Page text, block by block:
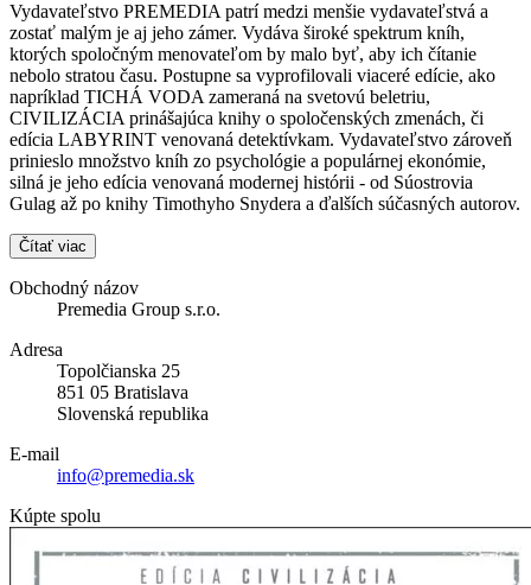
Vydavateľstvo PREMEDIA patrí medzi menšie vydavateľstvá a
zostať malým je aj jeho zámer. Vydáva široké spektrum kníh,
ktorých spoločným menovateľom by malo byť, aby ich čítanie
nebolo stratou času. Postupne sa vyprofilovali viaceré edície, ako
napríklad TICHÁ VODA zameraná na svetovú beletriu,
CIVILIZÁCIA prinášajúca knihy o spoločenských zmenách, či
edícia LABYRINT venovaná detektívkam. Vydavateľstvo zároveň
prinieslo množstvo kníh zo psychológie a populárnej ekonómie,
silná je jeho edícia venovaná modernej histórii - od Súostrovia
Gulag až po knihy Timothyho Snydera a ďalších súčasných autorov.
Čítať viac
Obchodný názov
Premedia Group s.r.o.
Adresa
Topolčianska 25
851 05 Bratislava
Slovenská republika
E-mail
info@premedia.sk
Kúpte spolu